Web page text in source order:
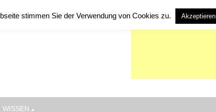
WISSEN
stimmen Sie der Verwendung von Cookies zu. Akzeptieren